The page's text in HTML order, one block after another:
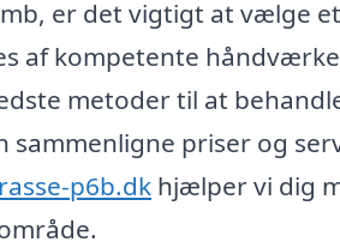
er det vigtigt at vælge
af kompetente
metoder til at
priser og
p6b.dk hjælper vi dig